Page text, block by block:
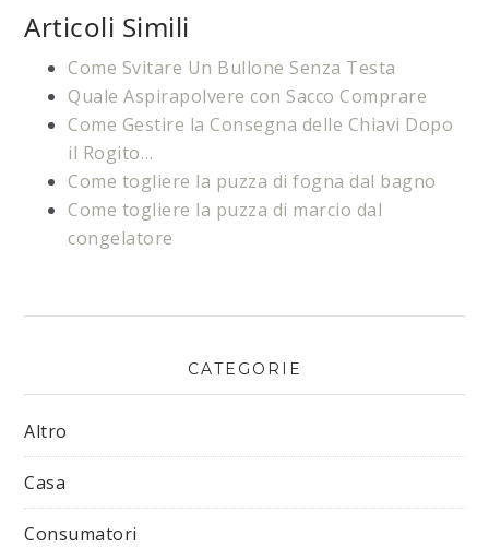
Articoli Simili
Come Svitare Un Bullone Senza Testa
Quale Aspirapolvere con Sacco Comprare
Come Gestire la Consegna delle Chiavi Dopo
il Rogito…
Come togliere la puzza di fogna dal bagno​​
Come togliere la puzza di marcio dal
congelatore​​
CATEGORIE
Altro
Casa
Consumatori